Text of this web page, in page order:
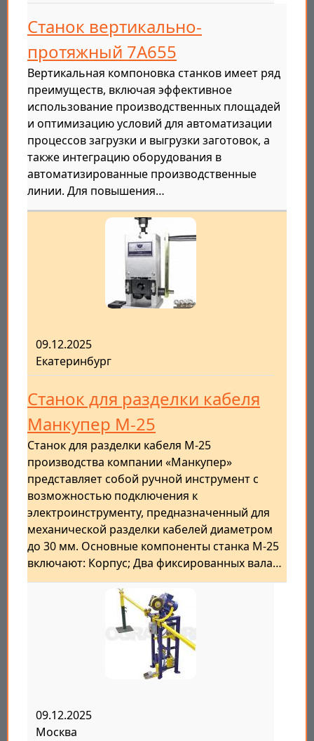
Станок вертикально-
протяжный 7А655
Вертикальная компоновка станков имеет ряд
преимуществ, включая эффективное
использование производственных площадей
и оптимизацию условий для автоматизации
процессов загрузки и выгрузки заготовок, а
также интеграцию оборудования в
автоматизированные производственные
линии. Для повышения…
09.12.2025
Екатеринбург
Станок для разделки кабеля
Манкупер M-25
Станок для разделки кабеля M-25
производства компании «Манкупер»
представляет собой ручной инструмент с
возможностью подключения к
электроинструменту, предназначенный для
механической разделки кабелей диаметром
до 30 мм. Основные компоненты станка M-25
включают: Корпус; Два фиксированных вала…
09.12.2025
Москва